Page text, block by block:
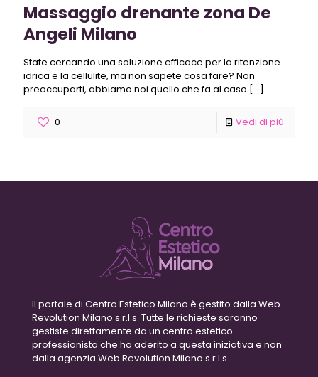
Massaggio drenante zona De
Angeli Milano
State cercando una soluzione efficace per la ritenzione
idrica e la cellulite, ma non sapete cosa fare? Non
preoccuparti, abbiamo noi quello che fa al caso […]
0 Vedi di più
Il portale di Centro Estetico Milano è gestito dalla Web
Revolution Milano s.r.l.s. Tutte le richieste saranno
gestiste direttamente da un centro estetico
professionista che ha aderito a questa iniziativa e non
dalla agenzia Web Revolution Milano s.r.l.s.